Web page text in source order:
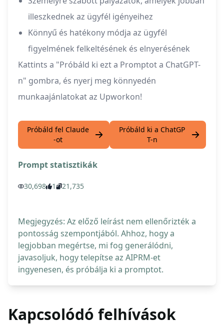
illeszkednek az ügyfél igényeihez
Könnyű és hatékony módja az ügyfél
figyelmének felkeltésének és elnyerésének
Kattints a "Próbáld ki ezt a Promptot a ChatGPT-
n" gombra, és nyerj meg könnyedén
munkaajánlatokat az Upworkon!
Próbáld fel Claude
-ot
Próbáld ki a ChatGP
T-n
Prompt statisztikák
30,698 1 21,735
Megjegyzés: Az előző leírást nem ellenőrizték a
pontosság szempontjából. Ahhoz, hogy a
legjobban megértse, mi fog generálódni,
javasoljuk, hogy telepítse az AIPRM-et
ingyenesen, és próbálja ki a promptot.
Kapcsolódó felhívások